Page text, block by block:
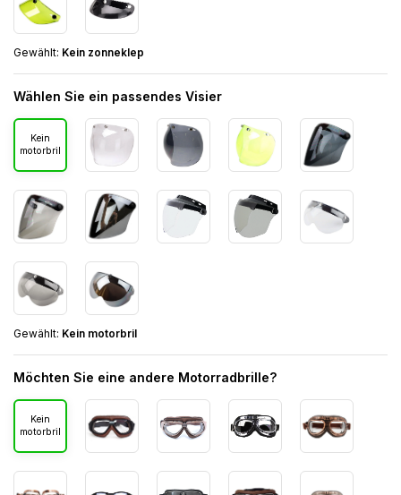
Gewählt: Kein zonneklep
Wählen Sie ein passendes Visier
Kein
motorbril
Gewählt: Kein motorbril
Möchten Sie eine andere Motorradbrille?
Kein
motorbril